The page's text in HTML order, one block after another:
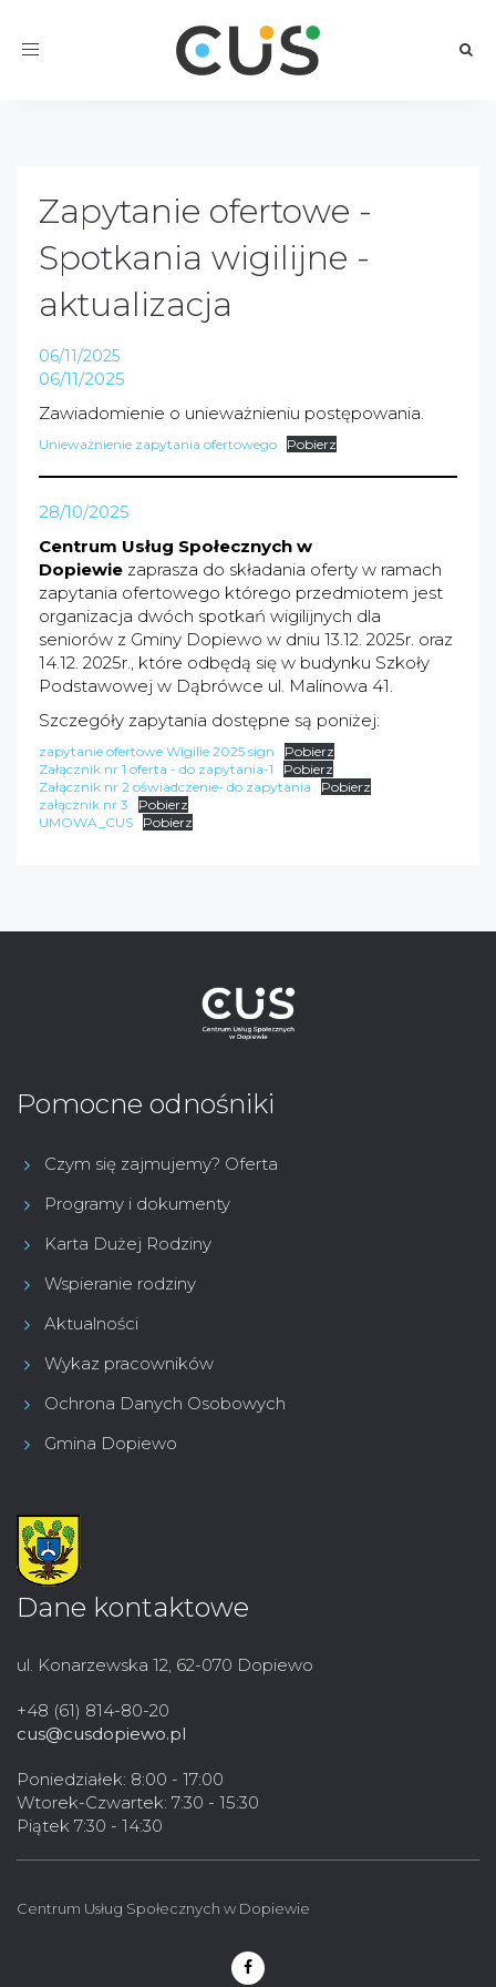
Toggle
Zapytanie ofertowe -
Spotkania wigilijne -
aktualizacja
06/11/2025
06/11/2025
Zawiadomienie o unieważnieniu postępowania.
Unieważnienie zapytania ofertowego Pobierz
28/10/2025
Centrum Usług Społecznych w
Dopiewie zaprasza do składania oferty w ramach
zapytania ofertowego którego przedmiotem jest
organizacja dwóch spotkań wigilijnych dla
seniorów z Gminy Dopiewo w dniu 13.12. 2025r. oraz
14.12. 2025r., które odbędą się w budynku Szkoły
Podstawowej w Dąbrówce ul. Malinowa 41.
Szczegóły zapytania dostępne są poniżej:
zapytanie ofertowe Wigilie 2025 sign
Pobierz
Załącznik nr 1 oferta - do zapytania-1
Pobierz
Załącznik nr 2 oświadczenie- do zapytania
Pobierz
załącznik nr 3
Pobierz
UMOWA_CUS
Pobierz
Pomocne odnośniki
Czym się zajmujemy? Oferta
Programy i dokumenty
Karta Dużej Rodziny
Wspieranie rodziny
Aktualności
Wykaz pracowników
Ochrona Danych Osobowych
Gmina Dopiewo
Dane kontaktowe
ul. Konarzewska 12, 62-070 Dopiewo
+48 (61) 814-80-20
cus@cusdopiewo.pl
Poniedziałek: 8:00 - 17:00
Wtorek-Czwartek: 7:30 - 15:30
Piątek 7:30 - 14:30
Centrum Usług Społecznych w Dopiewie